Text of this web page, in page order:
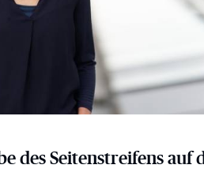
des Seitenstreifens auf